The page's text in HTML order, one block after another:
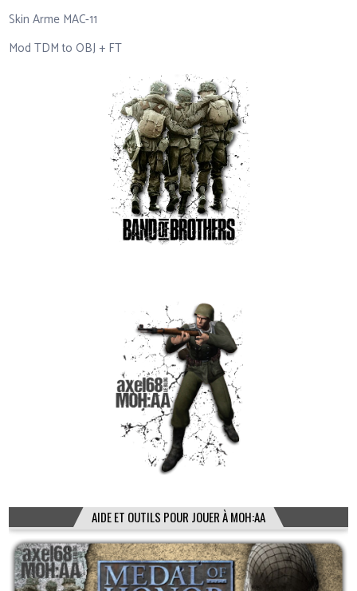
Skin Arme MAC-11
Mod TDM to OBJ + FT
AIDE ET OUTILS POUR JOUER À MOH:AA